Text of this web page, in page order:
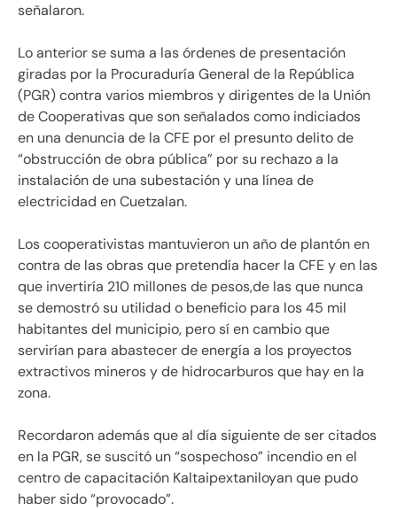
señalaron.
Lo anterior se suma a las órdenes de presentación
giradas por la Procuraduría General de la República
(PGR) contra varios miembros y dirigentes de la Unión
de Cooperativas que son señalados como indiciados
en una denuncia de la CFE por el presunto delito de
“obstrucción de obra pública” por su rechazo a la
instalación de una subestación y una línea de
electricidad en Cuetzalan.
Los cooperativistas mantuvieron un año de plantón en
contra de las obras que pretendía hacer la CFE y en las
que invertiría 210 millones de pesos,de las que nunca
se demostró su utilidad o beneficio para los 45 mil
habitantes del municipio, pero sí en cambio que
servirían para abastecer de energía a los proyectos
extractivos mineros y de hidrocarburos que hay en la
zona.
Recordaron además que al día siguiente de ser citados
en la PGR, se suscitó un “sospechoso” incendio en el
centro de capacitación Kaltaipextaniloyan que pudo
haber sido “provocado”.